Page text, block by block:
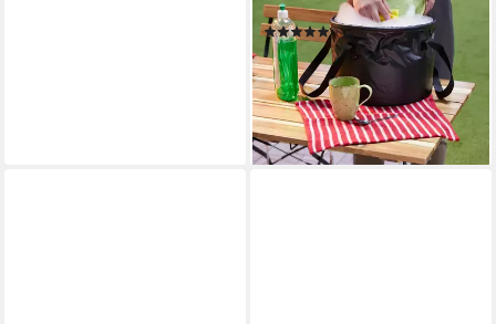
(1-tlg), grau
(4)
10,99 € UVP 29,99 €
-63%
lieferbar - in 2-3 Werktagen bei dir